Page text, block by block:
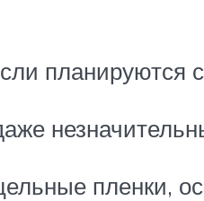
планируются
пленки,